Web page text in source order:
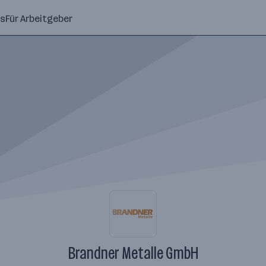
Für Arbeitgeber
Brandner Metalle GmbH